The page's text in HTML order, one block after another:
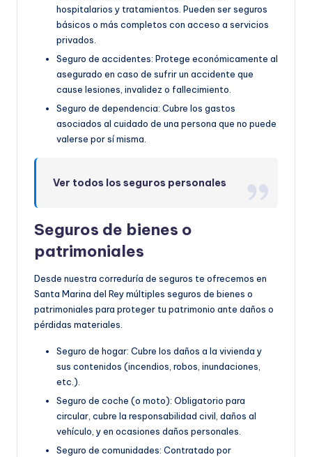
hospitalarios y tratamientos. Pueden ser seguros
básicos o más completos con acceso a servicios
privados.
Seguro de accidentes: Protege económicamente al
asegurado en caso de sufrir un accidente que
cause lesiones, invalidez o fallecimiento.
Seguro de dependencia: Cubre los gastos
asociados al cuidado de una persona que no puede
valerse por sí misma.
Ver todos los seguros personales
Seguros de bienes o
patrimoniales
Desde nuestra correduría de seguros te ofrecemos en
Santa Marina del Rey múltiples seguros de bienes o
patrimoniales para proteger tu patrimonio ante daños o
pérdidas materiales.
Seguro de hogar: Cubre los daños a la vivienda y
sus contenidos (incendios, robos, inundaciones,
etc.).
Seguro de coche (o moto): Obligatorio para
circular, cubre la responsabilidad civil, daños al
vehículo, y en ocasiones daños personales.
Seguro de comunidades: Contratado por